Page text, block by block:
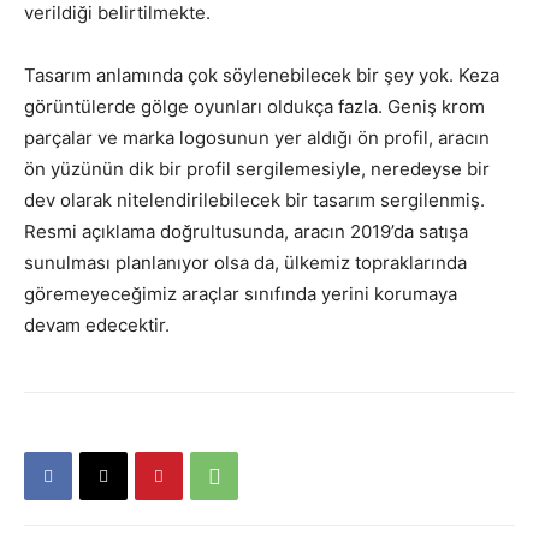
verildiği belirtilmekte.
Tasarım anlamında çok söylenebilecek bir şey yok. Keza
görüntülerde gölge oyunları oldukça fazla. Geniş krom
parçalar ve marka logosunun yer aldığı ön profil, aracın
ön yüzünün dik bir profil sergilemesiyle, neredeyse bir
dev olarak nitelendirilebilecek bir tasarım sergilenmiş.
Resmi açıklama doğrultusunda, aracın 2019’da satışa
sunulması planlanıyor olsa da, ülkemiz topraklarında
göremeyeceğimiz araçlar sınıfında yerini korumaya
devam edecektir.